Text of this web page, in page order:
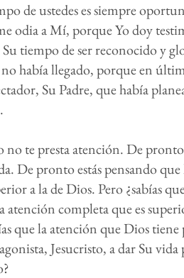
de ustedes es siempre
odia a Mí, porque Yo doy
Su tiempo de ser reconocido y
había llegado, porque en
Su Padre, que había
te presta atención. De
De pronto estás pensando que
a la de Dios. Pero ¿sabías
completa que es
que la atención que Dios tiene
Jesucristo, a dar Su vida